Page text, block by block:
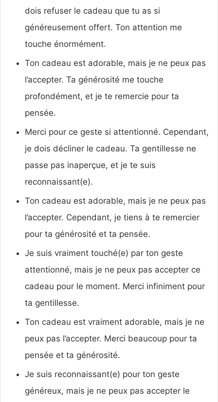
dois refuser le cadeau que tu as si
généreusement offert. Ton attention me
touche énormément.
Ton cadeau est adorable, mais je ne peux pas
l’accepter. Ta générosité me touche
profondément, et je te remercie pour ta
pensée.
Merci pour ce geste si attentionné. Cependant,
je dois décliner le cadeau. Ta gentillesse ne
passe pas inaperçue, et je te suis
reconnaissant(e).
Ton cadeau est adorable, mais je ne peux pas
l’accepter. Cependant, je tiens à te remercier
pour ta générosité et ta pensée.
Je suis vraiment touché(e) par ton geste
attentionné, mais je ne peux pas accepter ce
cadeau pour le moment. Merci infiniment pour
ta gentillesse.
Ton cadeau est vraiment adorable, mais je ne
peux pas l’accepter. Merci beaucoup pour ta
pensée et ta générosité.
Je suis reconnaissant(e) pour ton geste
généreux, mais je ne peux pas accepter le